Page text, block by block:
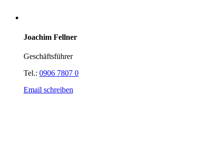
Joachim Fellner
Geschäftsführer
Tel.: 0906 7807 0
Email schreiben